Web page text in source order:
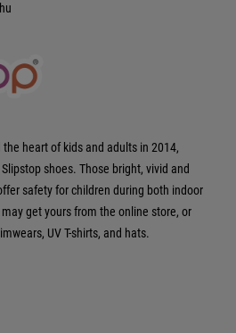
heart of kids and adults in 2014,
shoes. Those bright, vivid and
safety for children during both indoor
get yours from the online store, or
UV T-shirts, and hats.